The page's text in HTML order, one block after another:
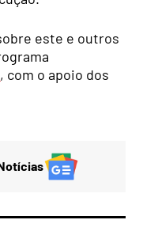
este e outros
, com o apoio dos